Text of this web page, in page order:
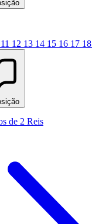
11 12 13 14 15 16 17 18
de 2 Reis